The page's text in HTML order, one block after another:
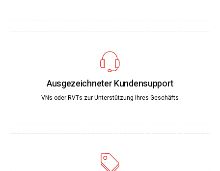
Ausgezeichneter Kundensupport
VNs oder RVTs zur Unterstützung Ihres Geschäfts